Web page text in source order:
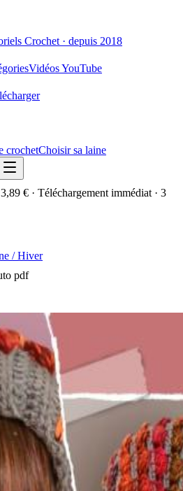
Crochet · depuis 2018
Vidéos YouTube
crochetChoisir sa laine
€ · Téléchargement immédiat · 3
/ Hiver
pdf